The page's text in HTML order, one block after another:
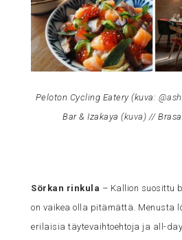
Peloton Cycling Eatery (kuva:
Bar & Izakaya (kuva ) //
Sörkan rinkula – Kallion suosittu
on vaikea olla pitämättä. Menusta
erilaisia täytevaihtoehtoja ja all-